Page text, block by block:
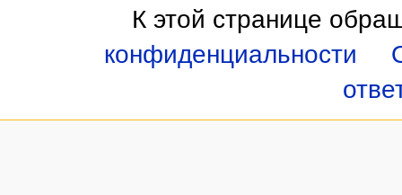
К этой странице
конфиденциальности